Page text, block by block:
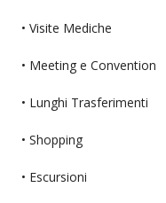
• Visite Mediche
• Meeting e Convention
• Lunghi Trasferimenti
• Shopping
• Escursioni